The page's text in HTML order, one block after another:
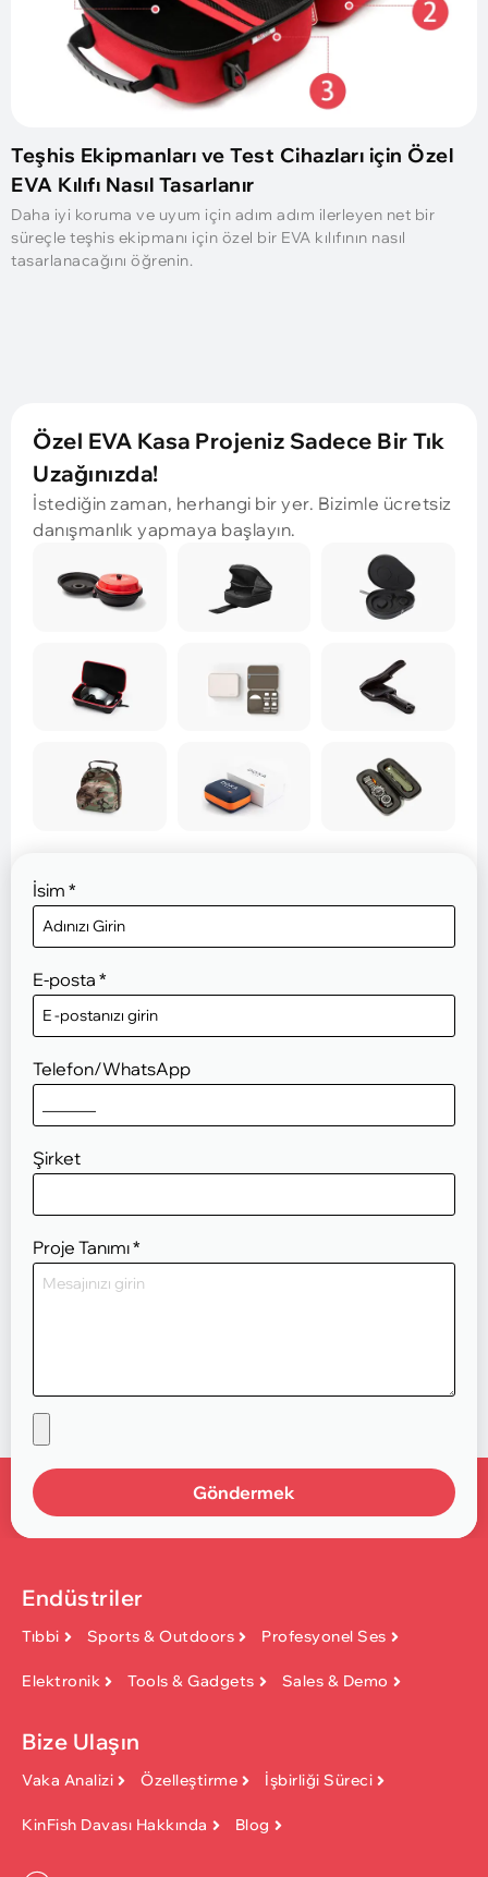
Teşhis Ekipmanları ve Test Cihazları için Özel
EVA Kılıfı Nasıl Tasarlanır
Daha iyi koruma ve uyum için adım adım ilerleyen net bir
süreçle teşhis ekipmanı için özel bir EVA kılıfının nasıl
tasarlanacağını öğrenin.
İsim *
E-posta *
Telefon/WhatsApp
Şirket
Proje Tanımı*
Göndermek
Özel EVA Kasa Projeniz Sadece Bir Tık
Uzağınızda!
İstediğin zaman, herhangi bir yer. Bizimle ücretsiz
danışmanlık yapmaya başlayın.
Endüstriler
Tıbbi Sports & Outdoors Profesyonel Ses
Elektronik Tools & Gadgets Sales & Demo
Bize Ulaşın
Vaka Analizi Özelleştirme İşbirliği Süreci
KinFish Davası Hakkında Blog